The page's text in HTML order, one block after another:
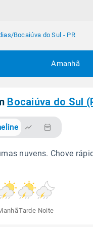
/Bocaiúva do Sul - PR
Amanhã
Bocaiúva do Sul
nuvens. Chove
Tarde Noite